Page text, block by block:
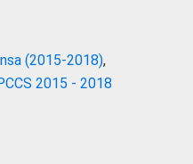
(2015-2018),
2015 - 2018